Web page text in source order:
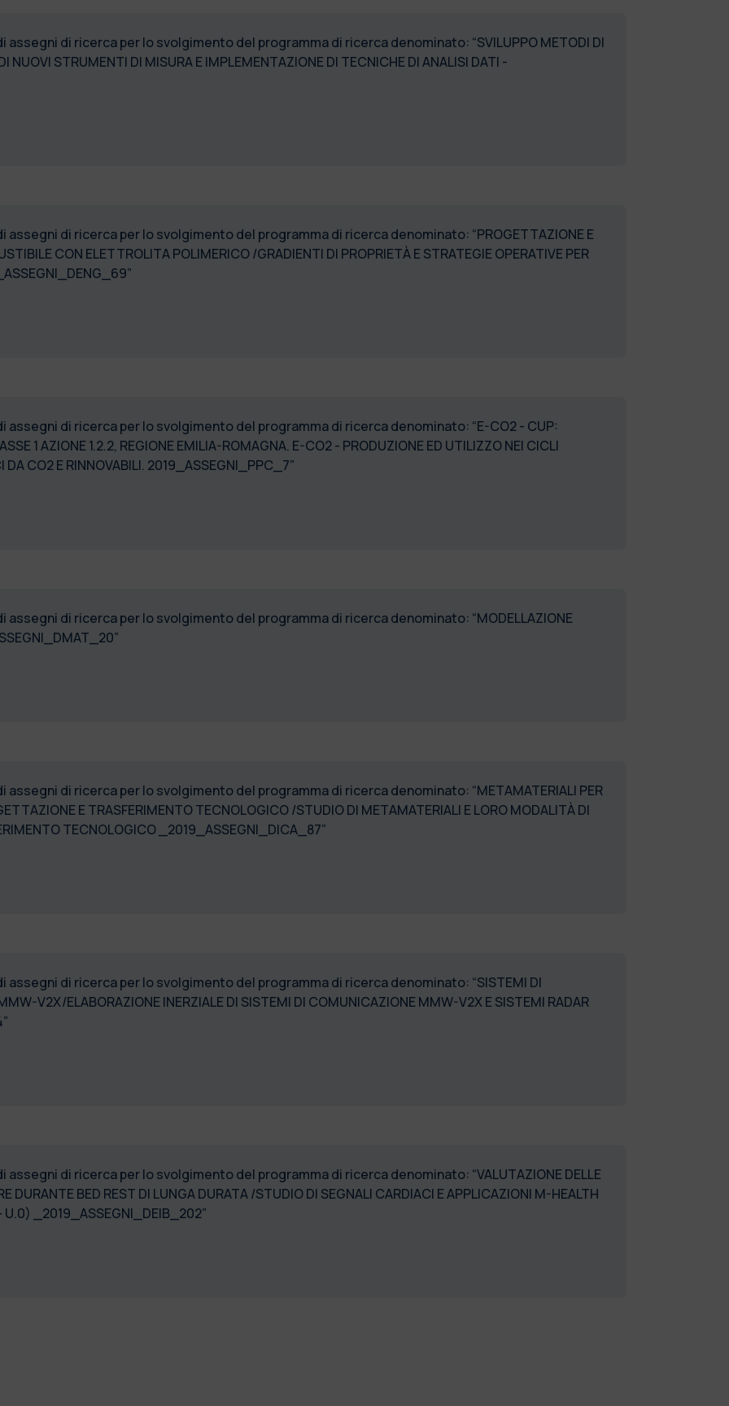
di ricerca per lo svolgimento del programma di ricerca denominato: “SVILUPPO METODI DI
NUOVI STRUMENTI DI MISURA E IMPLEMENTAZIONE DI TECNICHE DI ANALISI DATI -
di ricerca per lo svolgimento del programma di ricerca denominato: “PROGETTAZIONE E
CON ELETTROLITA POLIMERICO /GRADIENTI DI PROPRIETÀ E STRATEGIE OPERATIVE PER
di ricerca per lo svolgimento del programma di ricerca denominato: “E-CO2 - CUP:
1 AZIONE 1.2.2, REGIONE EMILIA-ROMAGNA. E-CO2 - PRODUZIONE ED UTILIZZO NEI CICLI
CO2 E RINNOVABILI. 2019_ASSEGNI_PPC_7”
di ricerca per lo svolgimento del programma di ricerca denominato: “MODELLAZIONE
di ricerca per lo svolgimento del programma di ricerca denominato: “METAMATERIALI PER
E TRASFERIMENTO TECNOLOGICO /STUDIO DI METAMATERIALI E LORO MODALITÀ DI
TECNOLOGICO _2019_ASSEGNI_DICA_87”
di ricerca per lo svolgimento del programma di ricerca denominato: “SISTEMI DI
V2X/ELABORAZIONE INERZIALE DI SISTEMI DI COMUNICAZIONE MMW-V2X E SISTEMI RADAR
di ricerca per lo svolgimento del programma di ricerca denominato: “VALUTAZIONE DELLE
DURANTE BED REST DI LUNGA DURATA /STUDIO DI SEGNALI CARDIACI E APPLICAZIONI M-HEALTH
U.0) _2019_ASSEGNI_DEIB_202”